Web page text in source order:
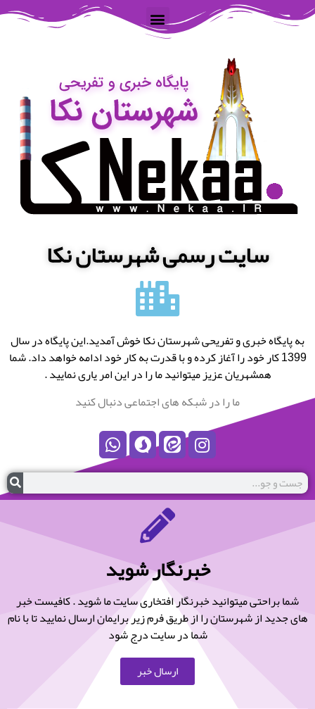
سایت رسمی شهرستان نکا
به پایگاه خبری و تفریحی شهرستان نکا خوش آمدید.این پایگاه در سال
1399 کار خود را آغاز کرده و با قدرت به کار خود ادامه خواهد داد. شما
همشهریان عزیز میتوانید ما را در این امر یاری نمایید .
ما را در شبکه های اجتماعی دنبال کنید
خبرنگار شوید
شما براحتی میتوانید خبرنگار افتخاری سایت ما شوید . کافیست خبر
های جدید از شهرستان را از طریق فرم زیر برایمان ارسال نمایید تا با نام
شما در سایت درج شود
ارسال خبر